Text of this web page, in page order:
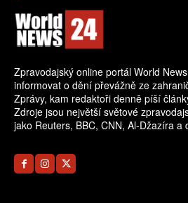
Zpravodajský online portál World
informovat o dění převážně ze
Zprávy, kam redaktoři denně píší
Zdroje jsou největší světové
jako Reuters, BBC, CNN, Al-Džazíra a